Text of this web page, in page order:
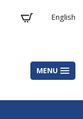
English
MENU